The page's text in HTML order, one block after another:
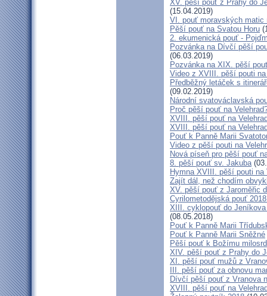
XV. pěší pouť z Prahy do
(15.04.2019)
VI. pouť moravských matic
Pěší pouť na Svatou Horu
2. ekumenická pouť -
Pozvánka na Dívčí pěší
(06.03.2019)
Pozvánka na XIX. pěší
Video z XVIII. pěší pouti na
Předběžný letáček s
(09.02.2019)
Národní svatováclavská
Proč pěší pouť na
XVIII. pěší pouť na
XVIII. pěší pouť na
Pouť k Panně Marii
Video z pěší pouti na
Nová píseň pro pěší pouť
8. pěší pouť sv. Jakuba
Hymna XVIII. pěší pouti na
Zajít dál, než chodím
XV. pěší pouť z Jaroměřic
Cyrilometodějská pouť
XIII. cyklopouť do
(08.05.2018)
Pouť k Panně Marii
Pouť k Panně Marii Sněžné
Pěší pouť k Božímu
XIV. pěší pouť z Prahy do
XI. pěší pouť mužů z
III. pěší pouť za obnovu
Dívčí pěší pouť z Vranova
XVIII. pěší pouť na